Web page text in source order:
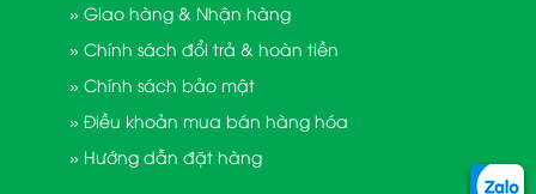
» Giao hàng & Nhận hàng
» Chính sách đổi trả & hoàn tiền
» Chính sách bảo mật
» Điều khoản mua bán hàng hóa
» Hướng dẫn đặt hàng